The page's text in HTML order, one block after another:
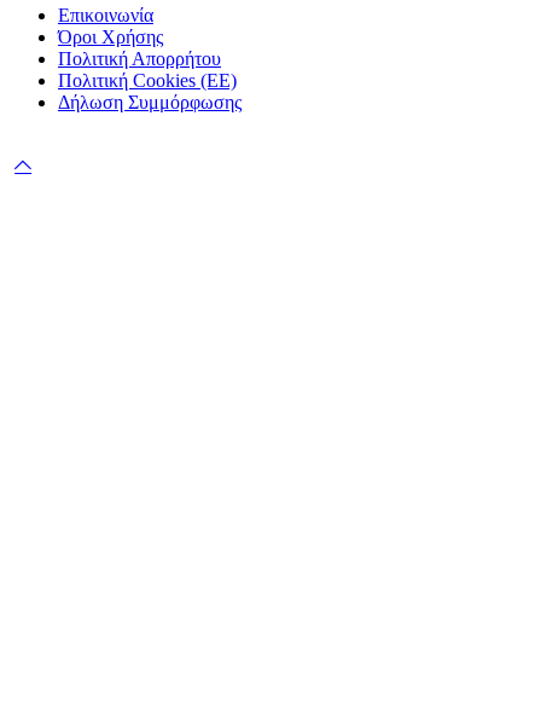
Επικοινωνία
Όροι Χρήσης
Πολιτική Απορρήτου
Πολιτική Cookies (ΕΕ)
Δήλωση Συμμόρφωσης